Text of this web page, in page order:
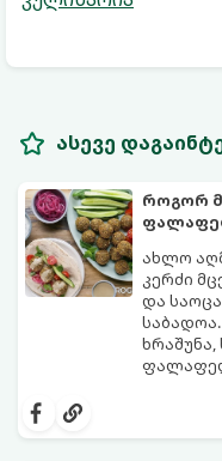
ასევე
როგორ
ახლო
კერძი
და